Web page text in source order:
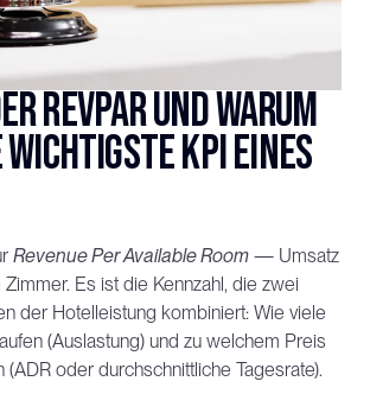
RevPAR und warum
KPI eines
Revenue Per Available Room — Umsatz
Es ist die Kennzahl, die zwei
der Hotelleistung kombiniert: Wie viele
(Auslastung) und zu welchem Preis
(ADR oder durchschnittliche Tagesrate).